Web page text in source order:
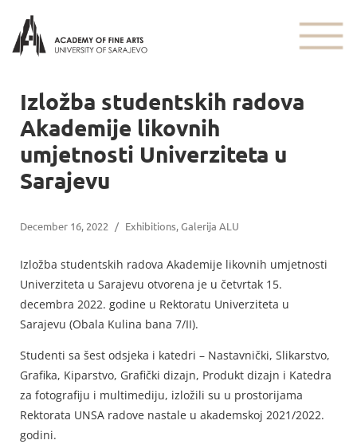
Izložba studentskih radova
Akademije likovnih
umjetnosti Univerziteta u
Sarajevu
December 16, 2022 / Exhibitions,Galerija ALU
Izložba studentskih radova Akademije likovnih umjetnosti
Univerziteta u Sarajevu otvorena je u četvrtak 15.
decembra 2022. godine u Rektoratu Univerziteta u
Sarajevu (Obala Kulina bana 7/II).
Studenti sa šest odsjeka i katedri – Nastavnički, Slikarstvo,
Grafika, Kiparstvo, Grafički dizajn, Produkt dizajn i Katedra
za fotografiju i multimediju, izložili su u prostorijama
Rektorata UNSA radove nastale u akademskoj 2021/2022.
godini.